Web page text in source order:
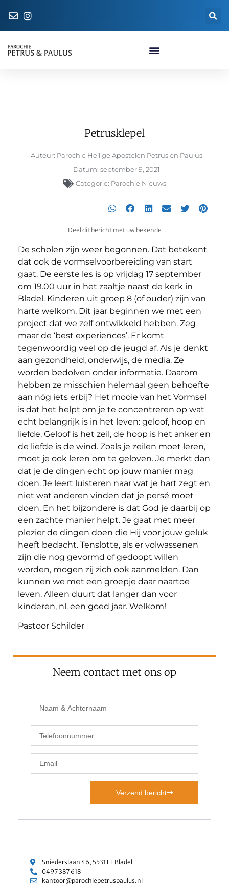
Petrusklepel
Auteur: Parochie Heilige Apostelen Petrus en Paulus
Datum: september 9, 2021
Categorie: Parochie Nieuws
Deel dit bericht met uw bekende
De scholen zijn weer begonnen. Dat betekent
dat ook de vormselvoorbereiding van start
gaat. De eerste les is op vrijdag 17 september
om 19.00 uur in het zaaltje naast de kerk in
Bladel. Kinderen uit groep 8 (of ouder) zijn van
harte welkom. Dit jaar beginnen we met een
project dat we zelf ontwikkeld hebben. Zeg
maar de ‘best experiences’. Er komt
tegenwoordig veel op de jeugd af. Als je denkt
aan gezondheid, onderwijs, de media. Ze
worden bedolven onder informatie. Daarom
hebben ze misschien helemaal geen behoefte
aan nóg iets erbij? Het mooie van het Vormsel
is dat het helpt om je te concentreren op wat
echt belangrijk is in het leven: geloof, hoop en
liefde. Geloof is het zeil, de hoop is het anker en
de liefde is de wind. Zoals je zeilen moet leren,
moet je ook leren om te geloven. Je merkt dan
dat je de dingen echt op jouw manier mag
doen. Je leert luisteren naar wat je hart zegt en
niet wat anderen vinden dat je persé moet
doen. En het bijzondere is dat God je daarbij op
een zachte manier helpt. Je gaat met meer
plezier de dingen doen die Hij voor jouw geluk
heeft bedacht. Tenslotte, als er volwassenen
zijn die nog gevormd of gedoopt willen
worden, mogen zij zich ook aanmelden. Dan
kunnen we met een groepje daar naartoe
leven. Alleen duurt dat langer dan voor
kinderen, nl. een goed jaar. Welkom!
Pastoor Schilder
Neem contact met ons op
Verzend bericht
Sniederslaan 46, 5531 EL Bladel
0497 387 618
kantoor@parochiepetruspaulus.nl